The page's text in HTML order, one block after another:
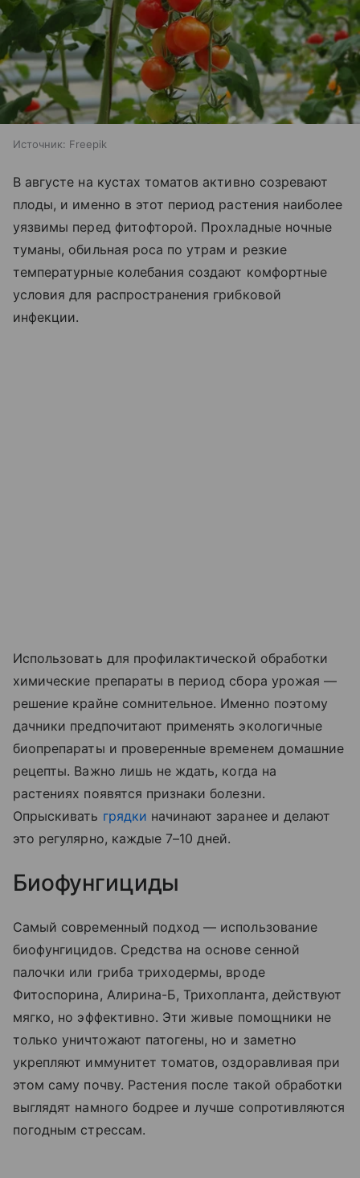
Источник: Freepik
В августе на кустах томатов активно созревают
плоды, и именно в этот период растения наиболее
уязвимы перед фитофторой. Прохладные ночные
туманы, обильная роса по утрам и резкие
температурные колебания создают комфортные
условия для распространения грибковой
инфекции.
Использовать для профилактической обработки
химические препараты в период сбора урожая —
решение крайне сомнительное. Именно поэтому
дачники предпочитают применять экологичные
биопрепараты и проверенные временем домашние
рецепты. Важно лишь не ждать, когда на
растениях появятся признаки болезни.
Опрыскивать грядки начинают заранее и делают
это регулярно, каждые 7–10 дней.
Биофунгициды
Самый современный подход — использование
биофунгицидов. Средства на основе сенной
палочки или гриба триходермы, вроде
Фитоспорина, Алирина-Б, Трихопланта, действуют
мягко, но эффективно. Эти живые помощники не
только уничтожают патогены, но и заметно
укрепляют иммунитет томатов, оздоравливая при
этом саму почву. Растения после такой обработки
выглядят намного бодрее и лучше сопротивляются
погодным стрессам.